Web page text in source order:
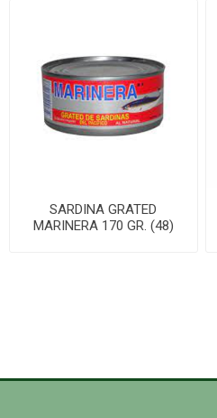
SARDINA GRATED
MARINERA 170 GR. (48)